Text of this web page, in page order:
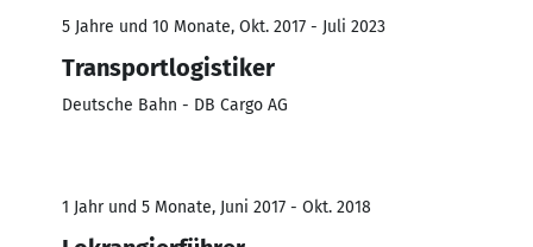
5 Jahre und 10 Monate, Okt. 2017 - Juli 2023
Transportlogistiker
Deutsche Bahn - DB Cargo AG
1 Jahr und 5 Monate, Juni 2017 - Okt. 2018